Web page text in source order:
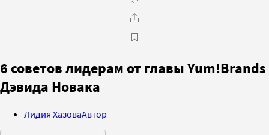
6 советов лидерам от главы Yum!Brands
Дэвида Новака
Лидия ХазоваАвтор